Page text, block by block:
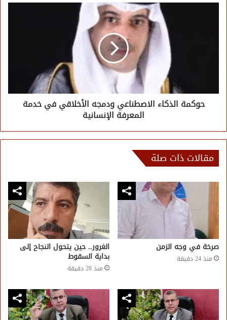
حوكمة الذكاء الاصطناعي ودمجه الأخلاقي في خدمة
المعرفة الإنسانية
مقالات ذات صلة
صرخة في وجه الزمن
منذ 24 دقيقة
الغرور.. حين يتحول النجاح إلى
بداية السقوط
منذ 28 دقيقة